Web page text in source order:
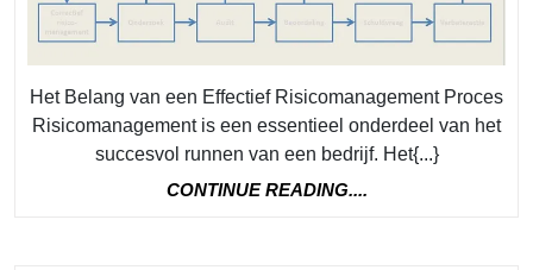
Het Belang van een Effectief Risicomanagement Proces
Risicomanagement is een essentieel onderdeel van het
succesvol runnen van een bedrijf. Het{...}
CONTINUE READING....